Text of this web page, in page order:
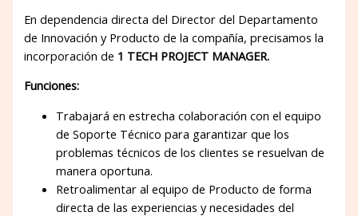
En dependencia directa del Director del Departamento
de Innovación y Producto de la compañía, precisamos la
incorporación de 1 TECH PROJECT MANAGER.
Funciones:
Trabajará en estrecha colaboración con el equipo
de Soporte Técnico para garantizar que los
problemas técnicos de los clientes se resuelvan de
manera oportuna.
Retroalimentar al equipo de Producto de forma
directa de las experiencias y necesidades del